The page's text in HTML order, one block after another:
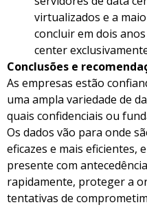
virtualizados e a
concluir em dois
center
Conclusões e
As empresas estão
uma ampla variedade de
quais confidenciais ou
Os dados vão para onde
eficazes e mais eficientes,
presente com
rapidamente, proteger a
tentativas de